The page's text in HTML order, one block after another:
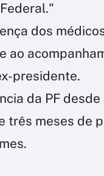
dos
ao
presidente.
da PF desde
três meses de